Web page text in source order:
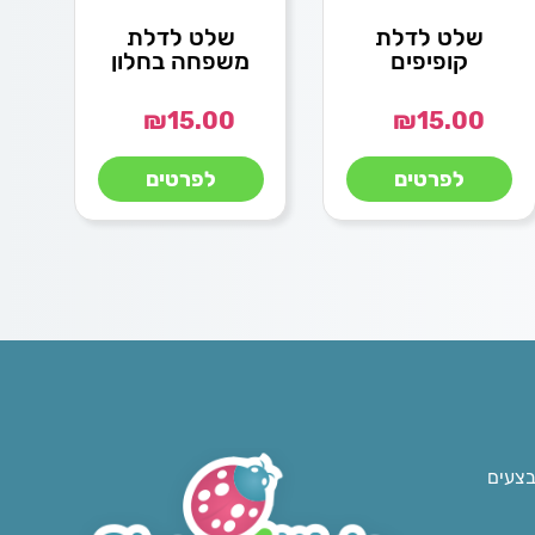
שלט לדלת
קופיפים
₪15.00
לפרטים
שלט לדלת
משפחה בחלון
₪15.00
לפרטים